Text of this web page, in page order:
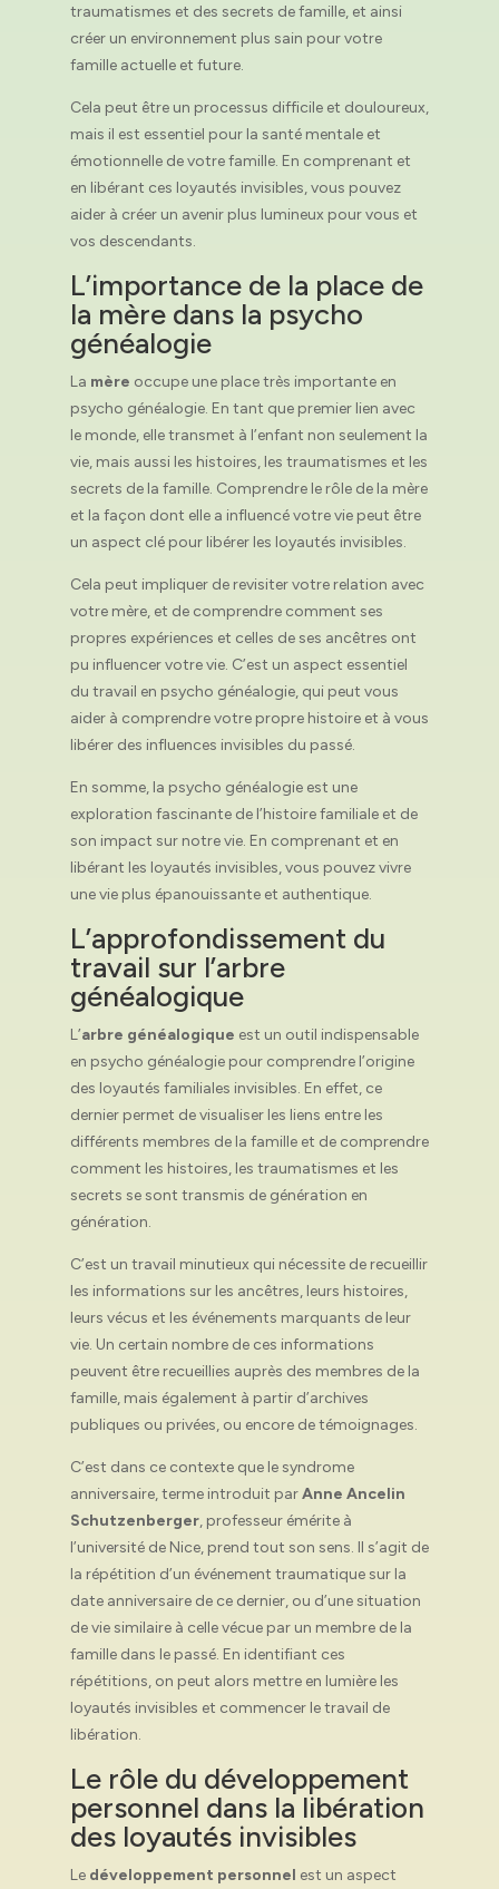
traumatismes et des secrets de famille, et ainsi
créer un environnement plus sain pour votre
famille actuelle et future.
Cela peut être un processus difficile et douloureux,
mais il est essentiel pour la santé mentale et
émotionnelle de votre famille. En comprenant et
en libérant ces loyautés invisibles, vous pouvez
aider à créer un avenir plus lumineux pour vous et
vos descendants.
L’importance de la place de
la mère dans la psycho
généalogie
La mère occupe une place très importante en
psycho généalogie. En tant que premier lien avec
le monde, elle transmet à l’enfant non seulement la
vie, mais aussi les histoires, les traumatismes et les
secrets de la famille. Comprendre le rôle de la mère
et la façon dont elle a influencé votre vie peut être
un aspect clé pour libérer les loyautés invisibles.
Cela peut impliquer de revisiter votre relation avec
votre mère, et de comprendre comment ses
propres expériences et celles de ses ancêtres ont
pu influencer votre vie. C’est un aspect essentiel
du travail en psycho généalogie, qui peut vous
aider à comprendre votre propre histoire et à vous
libérer des influences invisibles du passé.
En somme, la psycho généalogie est une
exploration fascinante de l’histoire familiale et de
son impact sur notre vie. En comprenant et en
libérant les loyautés invisibles, vous pouvez vivre
une vie plus épanouissante et authentique.
L’approfondissement du
travail sur l’arbre
généalogique
L’arbre généalogique est un outil indispensable
en psycho généalogie pour comprendre l’origine
des loyautés familiales invisibles. En effet, ce
dernier permet de visualiser les liens entre les
différents membres de la famille et de comprendre
comment les histoires, les traumatismes et les
secrets se sont transmis de génération en
génération.
C’est un travail minutieux qui nécessite de recueillir
les informations sur les ancêtres, leurs histoires,
leurs vécus et les événements marquants de leur
vie. Un certain nombre de ces informations
peuvent être recueillies auprès des membres de la
famille, mais également à partir d’archives
publiques ou privées, ou encore de témoignages.
C’est dans ce contexte que le syndrome
anniversaire, terme introduit parAnne Ancelin
Schutzenberger, professeur émérite à
l’université de Nice, prend tout son sens. Il s’agit de
la répétition d’un événement traumatique sur la
date anniversaire de ce dernier, ou d’une situation
de vie similaire à celle vécue par un membre de la
famille dans le passé. En identifiant ces
répétitions, on peut alors mettre en lumière les
loyautés invisibles et commencer le travail de
libération.
Le rôle du développement
personnel dans la libération
des loyautés invisibles
Le développement personnel est un aspect